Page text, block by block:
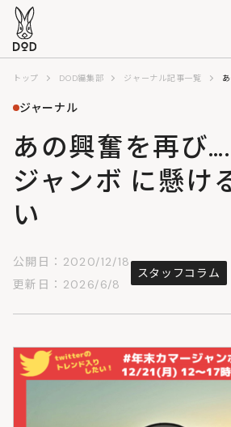
トップ DOD編集部 ジャーナル記事一覧
ジャーナル
あの興奮を再び
ジャンボ に懸け
い
公開日：2020/12/18
更新日：2026/6/8
スタッフコラム